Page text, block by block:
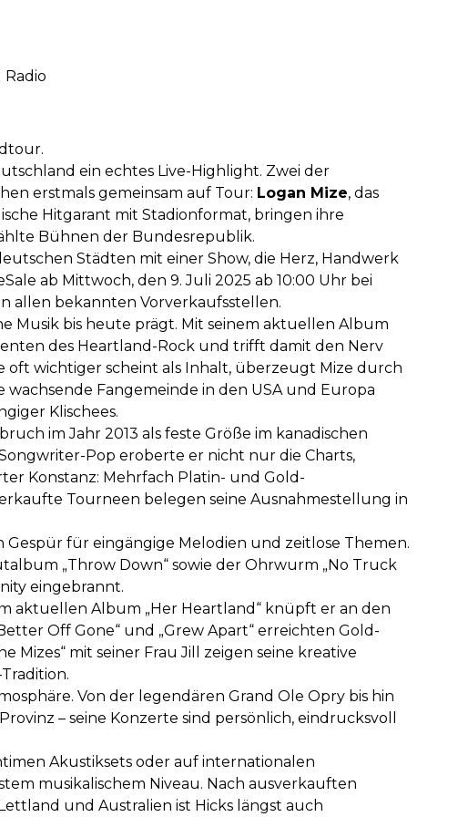
Radio
ein echtes Live-Highlight. Zwei der
erstmals gemeinsam auf Tour: Logan Mize, das
Hitgarant mit Stadionformat, bringen ihre
Bühnen der Bundesrepublik.
Städten mit einer Show, die Herz, Handwerk
ab Mittwoch, den 9. Juli 2025 ab 10:00 Uhr bei
allen bekannten Vorverkaufsstellen.
Musik bis heute prägt. Mit seinem aktuellen Album
des Heartland-Rock und trifft damit den Nerv
oft wichtiger scheint als Inhalt, überzeugt Mize durch
Fangemeinde in den USA und Europa
Klischees.
im Jahr 2013 als feste Größe im kanadischen
Pop eroberte er nicht nur die Charts,
Konstanz: Mehrfach Platin- und Gold-
Tourneen belegen seine Ausnahmestellung in
Gespür für eingängige Melodien und zeitlose Themen.
„Throw Down“ sowie der Ohrwurm „No Truck
eingebrannt.
aktuellen Album „Her Heartland“ knüpft er an den
Off Gone“ und „Grew Apart“ erreichten Gold-
Mizes“ mit seiner Frau Jill zeigen seine kreative
Von der legendären Grand Ole Opry bis hin
– seine Konzerte sind persönlich, eindrucksvoll
Akustiksets oder auf internationalen
musikalischem Niveau. Nach ausverkauften
und Australien ist Hicks längst auch